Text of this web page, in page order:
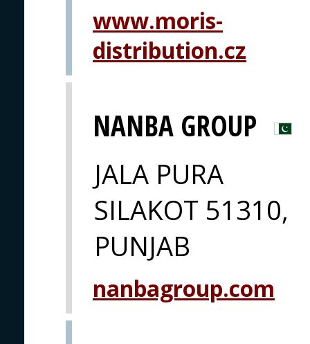
www.moris-
distribution.cz
NANBA GROUP
JALA PURA
SILAKOT 51310,
PUNJAB
nanbagroup.com